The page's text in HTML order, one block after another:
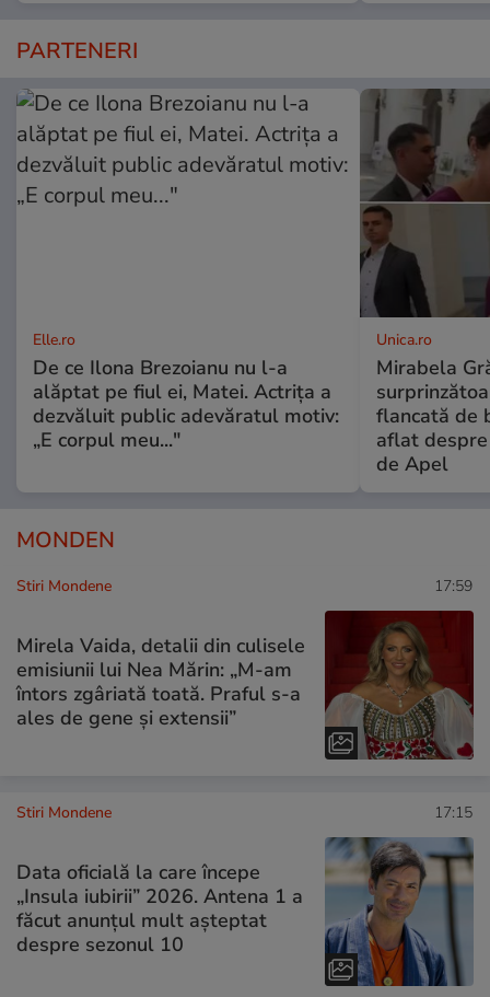
PARTENERI
Elle.ro
De ce Ilona Brezoianu nu l-a
alăptat pe fiul ei, Matei. Actrița a
dezvăluit public adevăratul motiv:
„E corpul meu..."
Unica.ro
Mirabela
flancată de
aflat
de Apel
MONDEN
Stiri Mondene 17:59
Mirela Vaida, detalii din culisele
emisiunii lui Nea Mărin: „M-am
întors zgâriată toată. Praful s-a
ales de gene și extensii”
Stiri Mondene 17:15
Data oficială la care începe
„Insula iubirii” 2026. Antena 1 a
făcut anunțul mult așteptat
despre sezonul 10